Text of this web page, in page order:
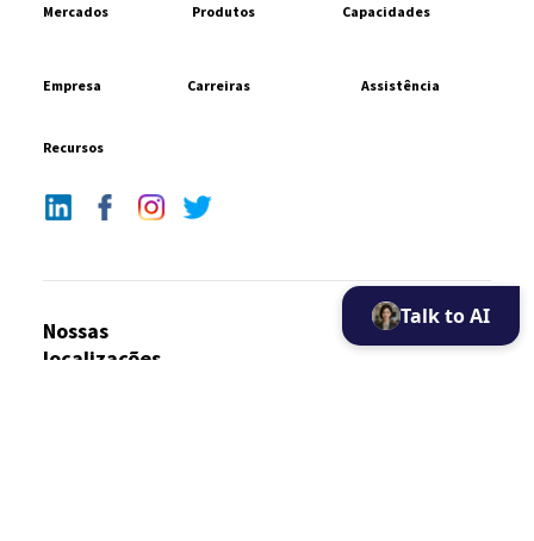
Mercados Produtos Capacidades
Empresa Carreiras Assistência
Recursos
Nossas
localizações
Talk to AI